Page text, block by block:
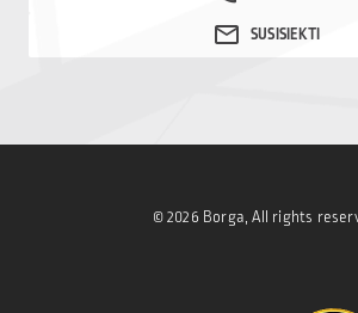
© 2026 Borga, All rights